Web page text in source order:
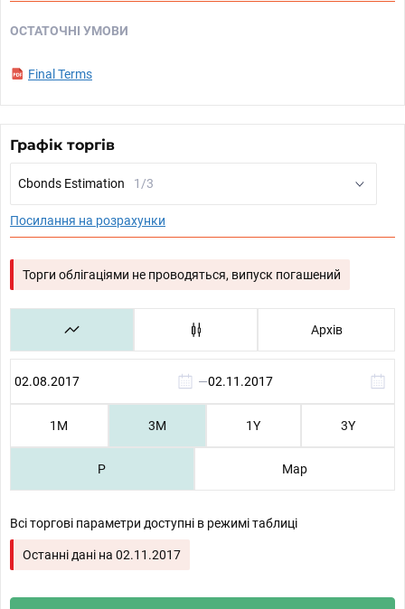
ОСТАТОЧНІ УМОВИ
Final Terms
Графік торгів
Cbonds Estimation 1/3
Посилання на розрахунки
Торги облігаціями не проводяться, випуск погашений
Архів
—
1М 3М 1Y 3Y
P Map
Всі торгові параметри доступні в режимі таблиці
Останні дані на 02.11.2017